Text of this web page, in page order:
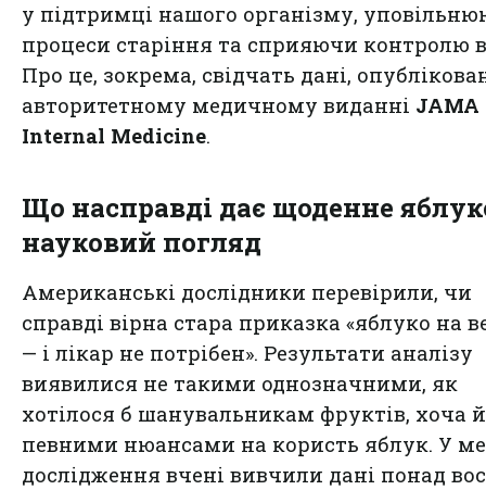
у підтримці нашого організму,
процеси старіння та сприяючи контролю
Про це, зокрема, свідчать дані,
авторитетному медичному виданні JAMA
Internal Medicine.
Що насправді дає щоденне
науковий погляд
Американські дослідники перевірили, чи
справді вірна стара приказка «яблуко на
— і лікар не потрібен». Результати аналізу
виявилися не такими однозначними, як
хотілося б шанувальникам фруктів, хоча
певними нюансами на користь яблук. У
дослідження вчені вивчили дані понад